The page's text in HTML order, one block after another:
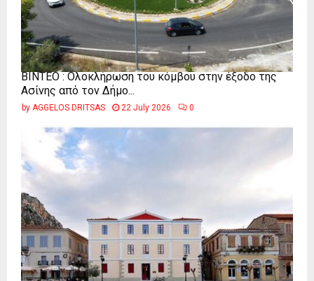
ΒΙΝΤΕΟ : Ολοκλήρωση του κόμβου στην έξοδο της
Ασίνης από τον Δήμο...
by AGGELOS DRITSAS 22 July 2026 0